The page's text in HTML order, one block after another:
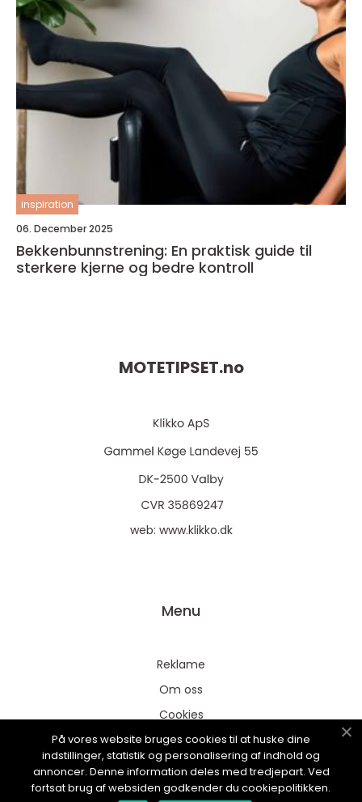
inspiration
06. December 2025
Bekkenbunnstrening: En praktisk guide til
sterkere kjerne og bedre kontroll
MOTETIPSET.no
web: www.klikko.dk
Menu
Reklame
Om oss
Cookies
Kontakt Oss
Sitemap
På vores website bruges cookies til at huske dine
indstillinger, statistik og personalisering af indhold og
annoncer. Denne information deles med tredjepart. Ved
fortsat brug af websiden godkender du cookiepolitikken.